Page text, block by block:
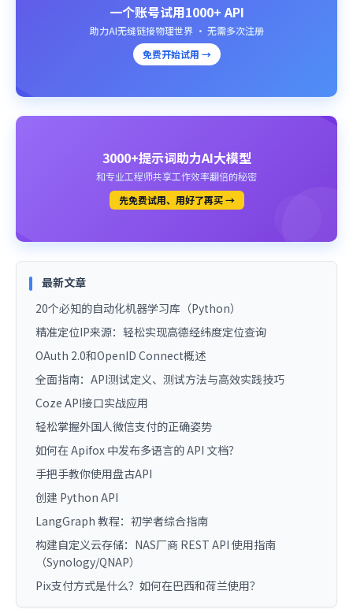
一个账号试用1000+ API
助力AI无缝链接物理世界 · 无需多次注册
免费开始试用 →
3000+提示词助力AI大模型
和专业工程师共享工作效率翻倍的秘密
先免费试用、用好了再买 →
最新文章
20个必知的自动化机器学习库（Python）
精准定位IP来源：轻松实现高德经纬度定位查询
OAuth 2.0和OpenID Connect概述
全面指南：API测试定义、测试方法与高效实践技巧
Coze API接口实战应用
轻松掌握外国人微信支付的正确姿势
如何在 Apifox 中发布多语言的 API 文档？
手把手教你使用盘古API
创建 Python API
LangGraph 教程：初学者综合指南
构建自定义云存储：NAS厂商 REST API 使用指南
（Synology/QNAP）
Pix支付方式是什么？如何在巴西和荷兰使用？